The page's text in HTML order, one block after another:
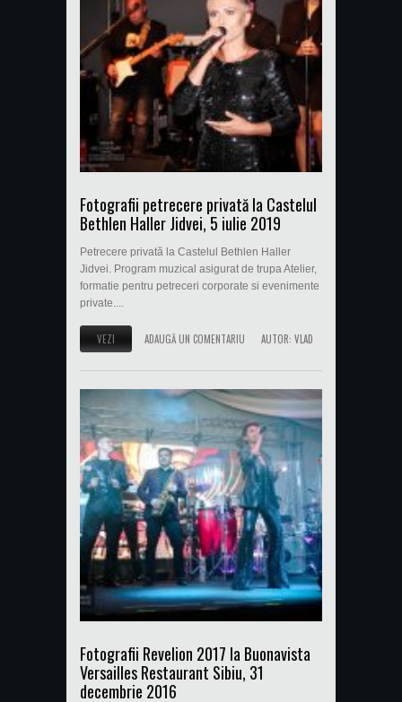
Fotografii petrecere privată la Castelul
Bethlen Haller Jidvei, 5 iulie 2019
Petrecere privată la Castelul Bethlen Haller
Jidvei. Program muzical asigurat de trupa Atelier,
formatie pentru petreceri corporate si evenimente
private....
VEZI ADAUGĂ UN COMENTARIU AUTOR: VLAD
Fotografii Revelion 2017 la Buonavista
Versailles Restaurant Sibiu, 31
decembrie 2016